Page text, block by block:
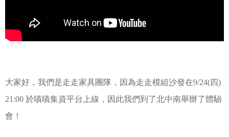
大家好，我們是走走家具團隊， 因為走走模組沙發在9/24(四)
21:00 於嘖嘖集資平台上線，因此我們到了北中南舉辦了體驗
會！